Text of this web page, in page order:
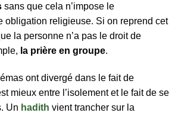
sans que cela n’impose le
obligation religieuse. Si on reprend cet
la personne n’a pas le droit de
la prière en groupe.
ont divergé dans le fait de
mieux entre l’isolement et le fait de se
Un hadith vient trancher sur la